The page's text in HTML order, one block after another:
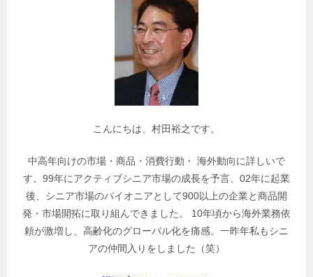
こんにちは、村田裕之です。
中高年向けの市場・商品・消費行動・ 海外動向に詳しいで
す。99年にアクティブシニア市場の成長を予言、02年に起業
後、シニア市場のパイオニアとして900以上の企業と商品開
発・市場開拓に取り組んできました。 10年頃から海外業務依
頼が激増し、高齢化のグローバル化を痛感。一昨年私もシニ
アの仲間入りをしました（笑）